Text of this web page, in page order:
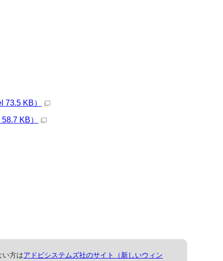
KB）
KB）
い方はアドビシステムズ社のサイト（新しいウィン